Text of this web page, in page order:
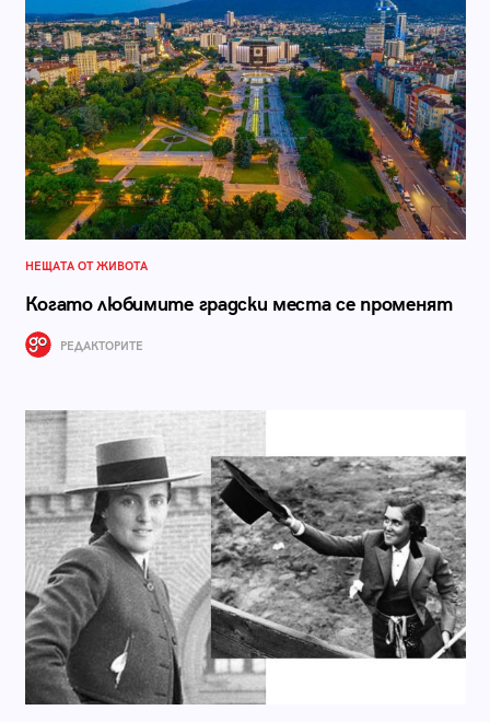
НЕЩАТА ОТ ЖИВОТА
Когато любимите градски места се променят
РЕДАКТОРИТЕ